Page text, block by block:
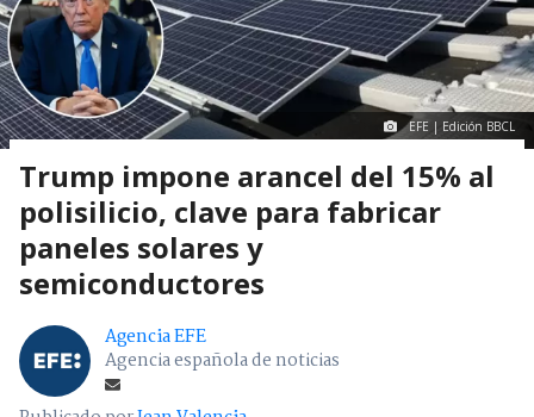
EFE | Edición BBCL
Trump impone arancel del 15% al
polisilicio, clave para fabricar
paneles solares y
semiconductores
Agencia EFE
Agencia española de noticias